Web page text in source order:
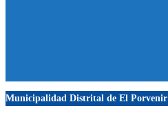
Municipalidad Distrital de El Porvenir